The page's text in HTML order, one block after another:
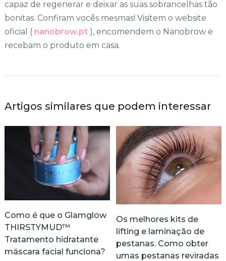
capaz de regenerar e deixar as suas sobrancelhas tão
bonitas. Confiram vocês mesmas! Visitem o website
oficial ( nanobrow.pt), encomendem o Nanobrow e
recebam o produto em casa.
Artigos similares que podem interessar
Como é que o Glamglow
THIRSTYMUD™
Tratamento hidratante
máscara facial funciona?
Os melhores kits de
lifting e laminação de
pestanas. Como obter
umas pestanas reviradas